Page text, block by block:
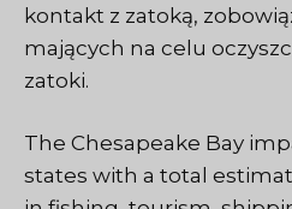
kontakt z zatoką,
mających na celu
zatoki.
The Chesapeake Bay
states with a total